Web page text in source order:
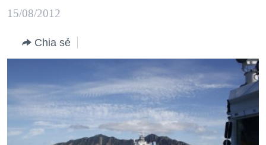
dung
chính
hướng
chính
Đi
BIỂN ĐÔNG
BLOG
MỤC
TỰ DO BÁO CHÍ
VẠCH TRẦN TIN GIẢ
CHUYÊN ĐỀ
CHIẾN TRANH THƯƠNG MẠI CỦA MỸ: QUÁ KHỨ VÀ HIỆN
HỌC TIẾNG ANH
15/08/2012
Chia sẻ